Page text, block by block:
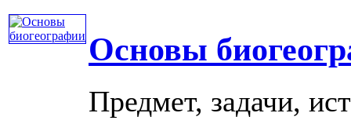
Основы
Предмет, задачи,